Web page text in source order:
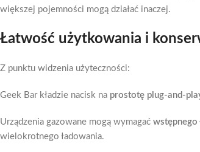
większej pojemności mogą działać inaczej.
Łatwość użytkowania i
Z punktu widzenia użyteczności:
Geek Bar kładzie nacisk na prostotę plug-and-
Urządzenia gazowane mogą wymagać wstępnego
wielokrotnego ładowania.